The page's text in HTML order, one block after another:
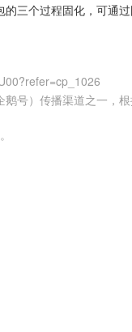
三个过程固化，可通
鹅号）传播渠道之一，